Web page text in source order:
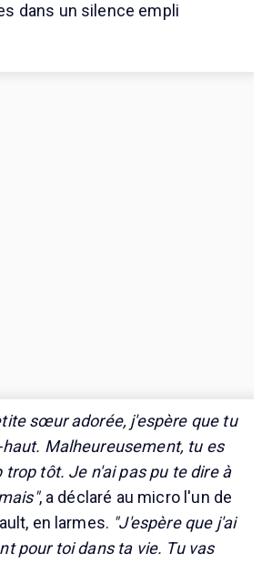
dans un silence empli
sœur adorée, j'espère que tu
Malheureusement, tu es
tôt. Je n'ai pas pu te dire à
, a déclaré au micro l'un de
en larmes. "J'espère que j'ai
pour toi dans ta vie. Tu vas